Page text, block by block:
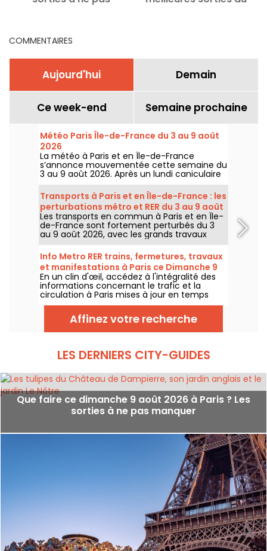
COMMENTAIRES
Aujourd'hui Demain
Ce week-end Semaine prochaine
Météo Paris Île-de-France du 3 au 9 août
2026
La météo à Paris et en Île-de-France
s’annonce mouvementée cette semaine du
3 au 9 août 2026. Après un lundi caniculaire
marqué par un risque d’orages, les
températures vont progressivement baisser
avant le retour d’un temps plus chaud et
ensoleillé pour le week-end.
Transports à Paris et en Île-de-France : les
perturbations métro et RER du 3 au 9 août
2026
Les transports en commun à Paris et en Île-
de-France sont fortement perturbés du 3
au 9 août 2026, avec les grands travaux
d'été qui impactent très durement
certaines lignes, selon la RATP et SNCF.
Info Metro RER trains, fermetures, travaux
et manifestations à Paris ce Dimanche 9
août 2026
En un clin d'œil, accédez à l'intégralité des
informations concernant le trafic et la
circulation à Paris mises à jour en temps
réel. Metro RER et Transilien de la RATP,
travaux, circulation, grands évènements et
manifestations, on vous donne toutes les
informations pratiques à connaître avant de
Affinez votre recherche
LES DERNIERS CITY-GUIDES
Que faire ce dimanche 9 août 2026 à Paris ? Les
sorties à ne pas manquer